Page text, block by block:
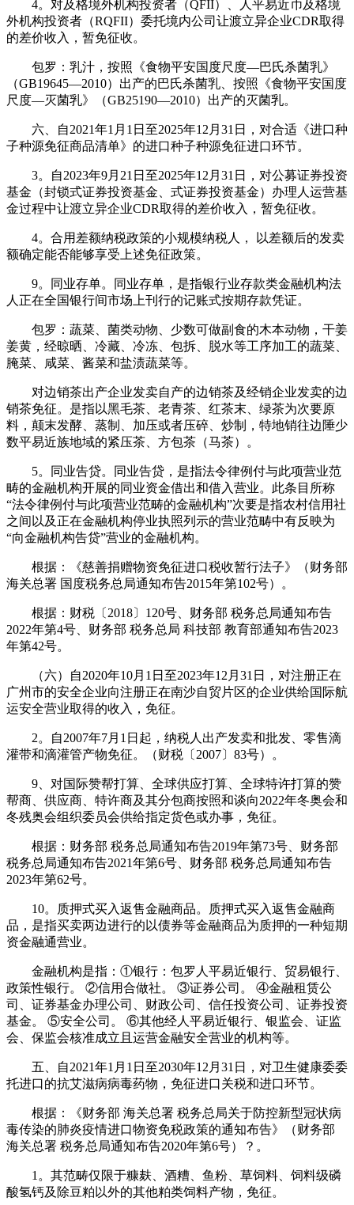
4。对及格境外机构投资者（QFII）、人平易近币及格境
外机构投资者（RQFII）委托境内公司让渡立异企业CDR取得
的差价收入，暂免征收。
包罗：乳汁，按照《食物平安国度尺度—巴氏杀菌乳》
（GB19645—2010）出产的巴氏杀菌乳、按照《食物平安国度
尺度—灭菌乳》（GB25190—2010）出产的灭菌乳。
六、自2021年1月1日至2025年12月31日，对合适《进口种
子种源免征商品清单》的进口种子种源免征进口环节。
3。自2023年9月21日至2025年12月31日，对公募证券投资
基金（封锁式证券投资基金、式证券投资基金）办理人运营基
金过程中让渡立异企业CDR取得的差价收入，暂免征收。
4。合用差额纳税政策的小规模纳税人， 以差额后的发卖
额确定能否能够享受上述免征政策。
9。同业存单。同业存单，是指银行业存款类金融机构法
人正在全国银行间市场上刊行的记账式按期存款凭证。
包罗：蔬菜、菌类动物、少数可做副食的木本动物，干姜
姜黄，经晾晒、冷藏、冷冻、包拆、脱水等工序加工的蔬菜、
腌菜、咸菜、酱菜和盐渍蔬菜等。
对边销茶出产企业发卖自产的边销茶及经销企业发卖的边
销茶免征。是指以黑毛茶、老青茶、红茶末、绿茶为次要原
料，颠末发酵、蒸制、加压或者压碎、炒制，特地销往边陲少
数平易近族地域的紧压茶、方包茶（马茶）。
5。同业告贷。同业告贷，是指法令律例付与此项营业范
畴的金融机构开展的同业资金借出和借入营业。此条目所称
“法令律例付与此项营业范畴的金融机构”次要是指农村信用社
之间以及正在金融机构停业执照列示的营业范畴中有反映为
“向金融机构告贷”营业的金融机构。
根据：《慈善捐赠物资免征进口税收暂行法子》（财务部
海关总署 国度税务总局通知布告2015年第102号）。
根据：财税〔2018〕120号、财务部 税务总局通知布告
2022年第4号、财务部 税务总局 科技部 教育部通知布告2023
年第42号。
（六）自2020年10月1日至2023年12月31日，对注册正在
广州市的安全企业向注册正在南沙自贸片区的企业供给国际航
运安全营业取得的收入，免征。
2。自2007年7月1日起，纳税人出产发卖和批发、零售滴
灌带和滴灌管产物免征。（财税〔2007〕83号）。
9、对国际赞帮打算、全球供应打算、全球特许打算的赞
帮商、供应商、特许商及其分包商按照和谈向2022年冬奥会和
冬残奥会组织委员会供给指定货色或办事，免征。
根据：财务部 税务总局通知布告2019年第73号、财务部
税务总局通知布告2021年第6号、财务部 税务总局通知布告
2023年第62号。
10。质押式买入返售金融商品。质押式买入返售金融商
品，是指买卖两边进行的以债券等金融商品为质押的一种短期
资金融通营业。
金融机构是指：①银行：包罗人平易近银行、贸易银行、
政策性银行。 ②信用合做社。 ③证券公司。 ④金融租赁公
司、证券基金办理公司、财政公司、信任投资公司、证券投资
基金。 ⑤安全公司。 ⑥其他经人平易近银行、银监会、证监
会、保监会核准成立且运营金融安全营业的机构等。
五、自2021年1月1日至2030年12月31日，对卫生健康委委
托进口的抗艾滋病病毒药物，免征进口关税和进口环节。
根据：《财务部 海关总署 税务总局关于防控新型冠状病
毒传染的肺炎疫情进口物资免税政策的通知布告》（财务部
海关总署 税务总局通知布告2020年第6号）？。
1。其范畴仅限于糠麸、酒糟、鱼粉、草饲料、饲料级磷
酸氢钙及除豆粕以外的其他粕类饲料产物，免征。